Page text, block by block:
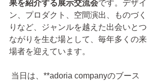
果を紹介する展示交流会です。デザイ
ン、プロダクト、空間演出、ものづく
りなど、ジャンルを越えた出会いとつ
ながりを生む場として、毎年多くの来
場者を迎えています。